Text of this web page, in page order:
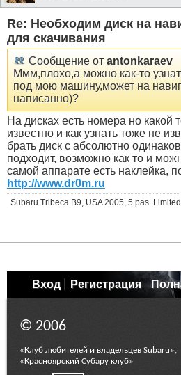
Re: Необходим диск на
для скачивания
Сообщение от antonkaraev
Ммм,плохо,а можно как-то
под мою машину,может на
написанно)?
На дисках есть номера но какой
известно и как узнать тоже не
брать диск с абсолютно
подходит, возможно как то и
самой аппарате есть наклейка,
http://www.dr0m.ru
Subaru Tribeca B9, USA 2005, 5 pas. Limited
Вход Регистрация
© 2006
«Клуб любителей и владельцев Subaru»,
«Красноярский Субару клуб»